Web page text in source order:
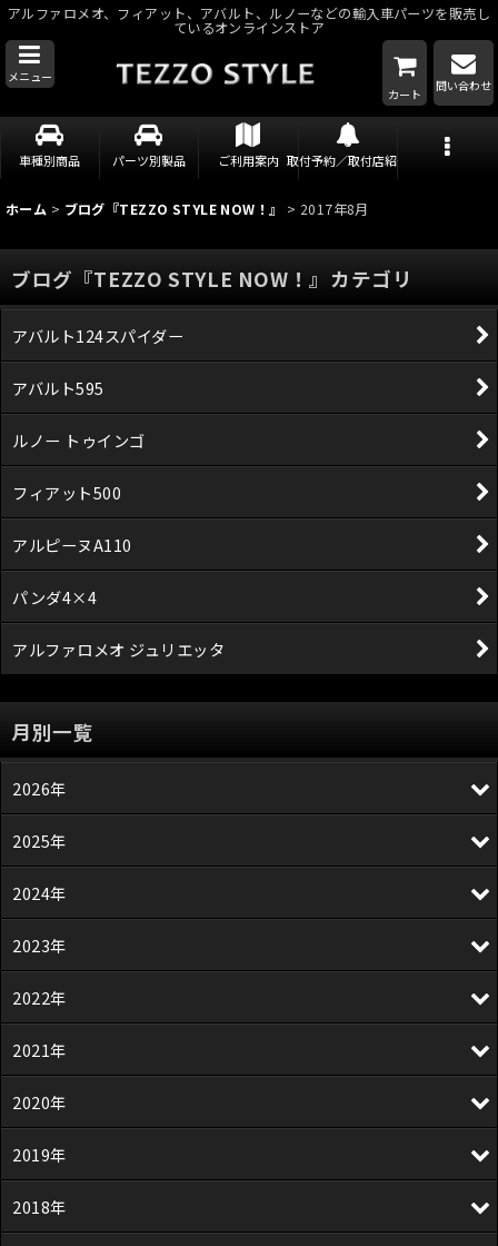
アルファロメオ、フィアット、アバルト、ルノーなどの輸入車パーツを販売し
ているオンラインストア
メニュー
カート
問い合わせ
車種別商品 パーツ別製品 ご利用案内 取付予約／取付店紹介
ホーム > ブログ『TEZZO STYLE NOW！』 > 2017年8月
ブログ『TEZZO STYLE NOW！』カテゴリ
アバルト124スパイダー
アバルト595
ルノー トゥインゴ
フィアット500
アルピーヌA110
パンダ4×4
アルファロメオ ジュリエッタ
月別一覧
2026年
2025年
2024年
2023年
2022年
2021年
2020年
2019年
2018年